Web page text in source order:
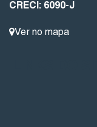
CRECI: 6090-J
Ver no mapa